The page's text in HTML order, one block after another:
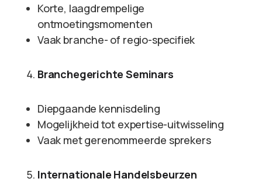
Korte, laagdrempelige
ontmoetingsmomenten
Vaak branche- of regio-specifiek
Branchegerichte Seminars
Diepgaande kennisdeling
Mogelijkheid tot expertise-uitwisseling
Vaak met gerenommeerde sprekers
Internationale Handelsbeurzen